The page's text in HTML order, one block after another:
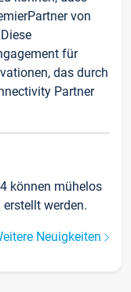
von
für
das durch
Partner
können mühelos
erstellt werden.
Neuigkeiten